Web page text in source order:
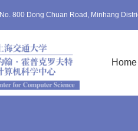
No. 800 Dong Chuan Road, Minhang
Home